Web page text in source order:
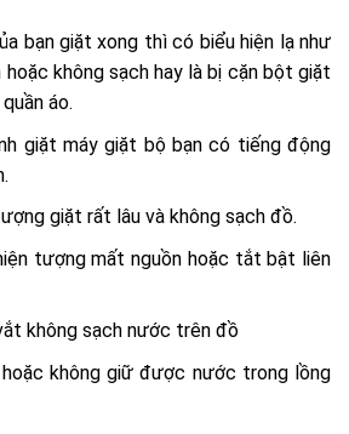
bạn giặt xong thì có biểu hiện lạ như
hoặc không sạch hay là bị cặn bột giặt
áo.
giặt máy giặt bộ bạn có tiếng động
giặt rất lâu và không sạch đồ.
tượng mất nguồn hoặc tắt bật liên
không sạch nước trên đồ
không giữ được nước trong lồng